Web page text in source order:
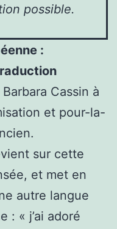
possible.
:
Cassin à
et pour-la-
sur cette
et met en
autre langue
: « j’ai adoré